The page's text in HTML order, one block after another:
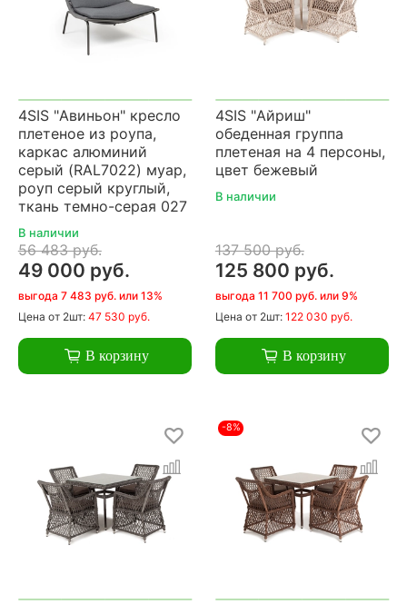
4SIS "Авиньон" кресло
плетеное из роупа,
каркас алюминий
серый (RAL7022) муар,
роуп серый круглый,
ткань темно-серая 027
В наличии
56 483 руб.
49 000 руб.
выгода 7 483 руб. или 13%
Цена от 2шт: 47 530 руб.
В корзину
4SIS "Айриш"
обеденная группа
плетеная на 4 персоны,
цвет бежевый
В наличии
137 500 руб.
125 800 руб.
выгода 11 700 руб. или 9%
Цена от 2шт: 122 030 руб.
В корзину
-8%